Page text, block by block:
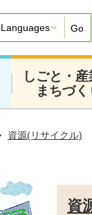
Go
しごと・産
まちづく
資源(リサイクル)
資